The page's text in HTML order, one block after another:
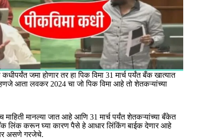
जमा होणार तर हा पिक विमा 31 मार्च पर्यंत बँक खात्यात
आता लवकर 2024 चा जो पिक विमा आहे तो शेतकऱ्यांच्या
मानल्या जात आहे आणि 31 मार्च पर्यंत शेतकऱ्यांच्या बँकेत
लिंक करून घ्या कारण पैसे हे आधार लिंकिंग बाईक देणार आहे
असणे गरजेचे.